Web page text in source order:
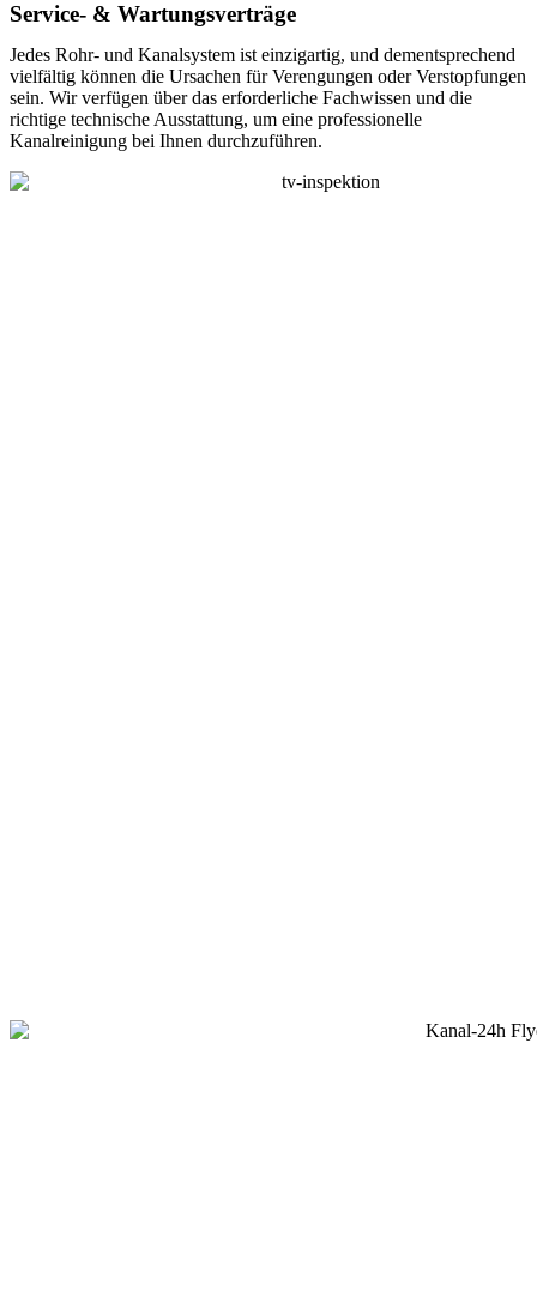
Service- & Wartungsverträge
Jedes Rohr- und Kanalsystem ist einzigartig, und dementsprechend
vielfältig können die Ursachen für Verengungen oder Verstopfungen
sein. Wir verfügen über das erforderliche Fachwissen und die
richtige technische Ausstattung, um eine professionelle
Kanalreinigung bei Ihnen durchzuführen.